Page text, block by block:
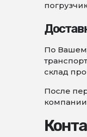
По
склад
После